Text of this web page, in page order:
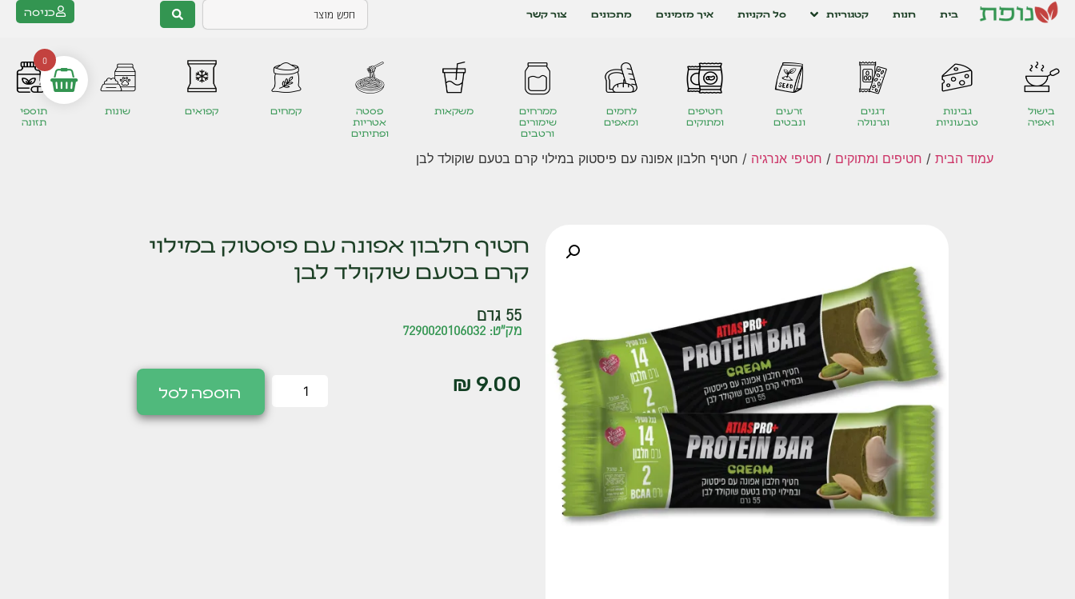
בית חנות קטגוריות סל הקניות איך מזמינים מתכונים צור קשר כניסה
בישול
ואפיה
גבינות
טבעוניות
דגנים
וגרנולה
זרעים
ונבטים
חטיפים
ומתוקים
לחמים
ומאפים
ממרחים
שימורים
ורטבים
משקאות
פסטה
אטריות
ופתיתים
קמחים קפואים שונות
תוספי
תזונה
עמוד הבית / חטיפים ומתוקים / חטיפי אנרגיה / חטיף חלבון אפונה עם פיסטוק במילוי קרם בטעם שוקולד לבן
חטיף חלבון אפונה עם פיסטוק במילוי
קרם בטעם שוקולד לבן
55 גרם
מק"ט: 7290020106032
9.00
₪ הוספה לסל
0